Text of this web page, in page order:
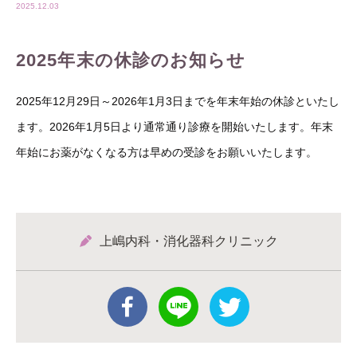
2025.12.03
2025年末の休診のお知らせ
2025年12月29日～2026年1月3日までを年末年始の休診といたし
ます。2026年1月5日より通常通り診療を開始いたします。年末
年始にお薬がなくなる方は早めの受診をお願いいたします。
上嶋内科・消化器科クリニック